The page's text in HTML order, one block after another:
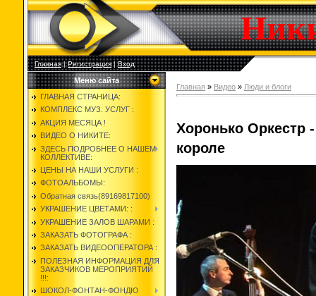
Главная|Регистрация|Вход
Меню сайта
ГЛАВНАЯ СТРАНИЦА:
КОМПЛЕКС МУЗ. УСЛУГ :
АКЦИЯ МЕСЯЦА !
ВИДЕО О НИКИТЕ:
ЗДЕСЬ ПОДРОБНЕЕ О НАШЕМ
КОЛЛЕКТИВЕ:
ЦЕНЫ НА НАШИ УСЛУГИ :
ФОТОАЛЬБОМЫ:
Обратная связь(89169817100)
УКРАШЕНИЕ ЦВЕТАМИ: :
УКРАШЕНИЕ ЗАЛОВ ШАРАМИ :
ЗАКАЗАТЬ ФОТОГРАФА :
ЗАКАЗАТЬ ВИДЕООПЕРАТОРА :
ПОЛЕЗНАЯ ИНФОРМАЦИЯ ДЛЯ
ЗАКАЗЧИКОВ МЕРОПРИЯТИЙ
!!!:
ШОКОЛ-ФОНТАН-ФОНДЮ
Главная » Видео » Люди и блоги
Хоронько Оркестр
короле